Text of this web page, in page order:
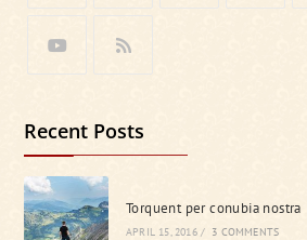
Recent Posts
Torquent per conubia nostra
APRIL 15, 2016 / 3 COMMENTS